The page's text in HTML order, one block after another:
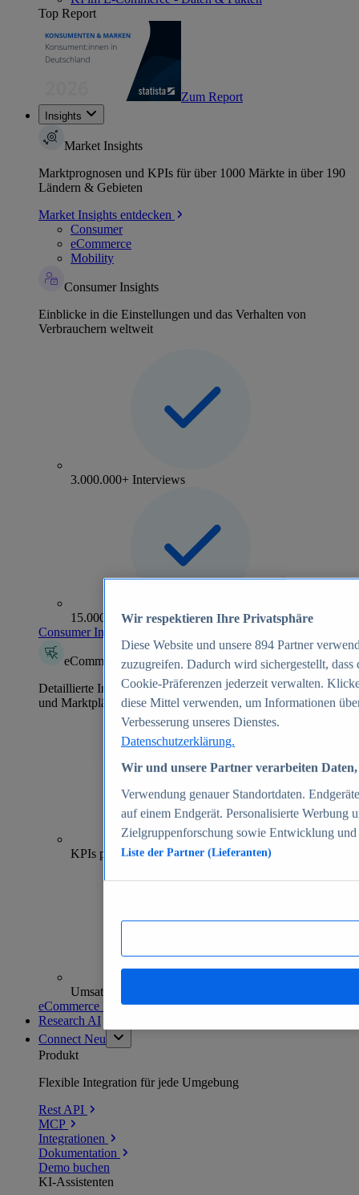
Top Report
Zum Report
Insights
Market Insights
Marktprognosen und KPIs für über 1000 Märkte in über 190
Ländern & Gebieten
Market Insights entdecken
Consumer
eCommerce
Mobility
Consumer Insights
Einblicke in die Einstellungen und das Verhalten von
Verbrauchern weltweit
3.000.000+ Interviews
15.000+ Marken
Consumer Insights entdecken
eCommerce Insights
Detaillierte Informationen zu mehr als 39.000 Online-Shops
und Marktplätzen
70+
KPIs pro Shop
Umsatzanalysen und -prognosen
eCommerce Insights entdecken
Research AI
Connect Neu
Produkt
Flexible Integration für jede Umgebung
Rest API
MCP
Integrationen
Dokumentation
Demo buchen
KI-Assistenten
Wir respektieren Ihre Privatsphäre
Diese Website und unsere 894 Partner
zuzugreifen. Dadurch wird sichergestellt,
Cookie-Präferenzen jederzeit verwalten.
diese Mittel verwenden, um Informationen
Verbesserung unseres Dienstes.
Datenschutzerklärung.
Wir und unsere Partner verarbeiten
Verwendung genauer Standortdaten.
auf einem Endgerät. Personalisierte Werbung
Zielgruppenforschung sowie Entwicklung
Liste der Partner (Lieferanten)